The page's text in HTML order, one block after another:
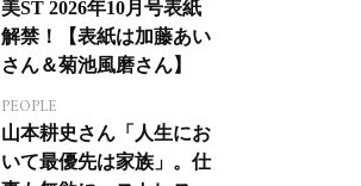
美ST 2026年10月号表紙
解禁！【表紙は加藤あい
さん＆菊池風磨さん】
PEOPLE
山本耕史さん「人生にお
いて最優先は家族」。仕